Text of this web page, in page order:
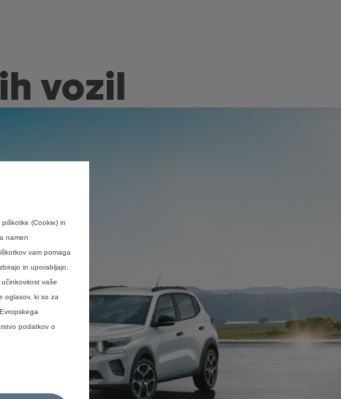
vozil
(Cookie) in
namen
vam pomaga
in uporabljajo.
vaše
oglasov, ki so za
podatkov o